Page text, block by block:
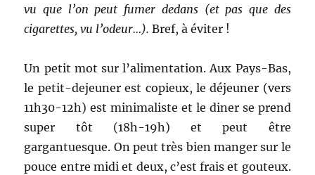
vu que l’on peut fumer dedans (et pas que des
cigarettes, vu l’odeur…).Bref, à éviter !
Un petit mot sur l’alimentation. Aux Pays-Bas,
le petit-dejeuner est copieux, le déjeuner (vers
11h30-12h) est minimaliste et le diner se prend
super tôt (18h-19h) et peut être
gargantuesque. On peut très bien manger sur le
pouce entre midi et deux, c’est frais et gouteux.